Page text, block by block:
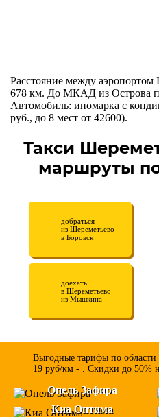
Расстояние между
678 км. До МКАД из Острова
Автомобиль: иномарка с
руб., до 8 мест от 42600).
Такси
маршруты
добраться
из Шереметьево
в Боровск
доехать
в Шереметьево
из Мышкина
Выгодные тарифы по
19 руб/км - . Скидки до 50%
Опель Зафира
Киа Оптима